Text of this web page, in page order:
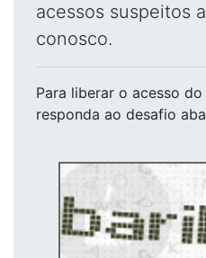
acessos suspeitos
conosco.
Para liberar o acesso do
responda ao desafio